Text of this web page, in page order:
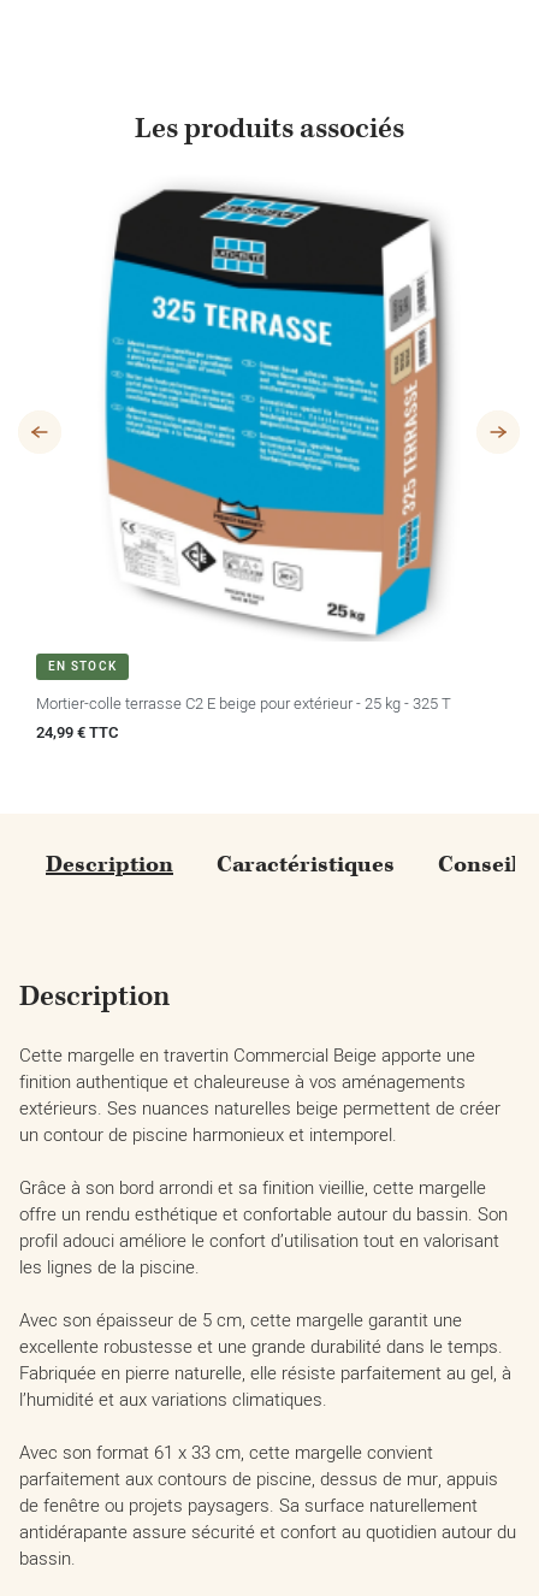
Les produits associés
EN STOCK
Mortier-colle terrasse C2 E beige pour extérieur - 25 kg - 325 T
Prix
24,99 € TTC
Description Caractéristiques Conseils
Description
Cette margelle en travertin Commercial Beige apporte une
finition authentique et chaleureuse à vos aménagements
extérieurs. Ses nuances naturelles beige permettent de créer
un contour de piscine harmonieux et intemporel.
Grâce à son bord arrondi et sa finition vieillie, cette margelle
offre un rendu esthétique et confortable autour du bassin. Son
profil adouci améliore le confort d’utilisation tout en valorisant
les lignes de la piscine.
Avec son épaisseur de 5 cm, cette margelle garantit une
excellente robustesse et une grande durabilité dans le temps.
Fabriquée en pierre naturelle, elle résiste parfaitement au gel, à
l’humidité et aux variations climatiques.
Avec son format 61 x 33 cm, cette margelle convient
parfaitement aux contours de piscine, dessus de mur, appuis
de fenêtre ou projets paysagers. Sa surface naturellement
antidérapante assure sécurité et confort au quotidien autour du
bassin.